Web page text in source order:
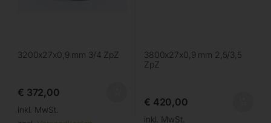
3200x27x0,9 mm 3/4 ZpZ
€ 372,00
inkl. MwSt.
3800x27x0,9 mm 2,5/3,5
ZpZ
€ 420,00
inkl. MwSt.